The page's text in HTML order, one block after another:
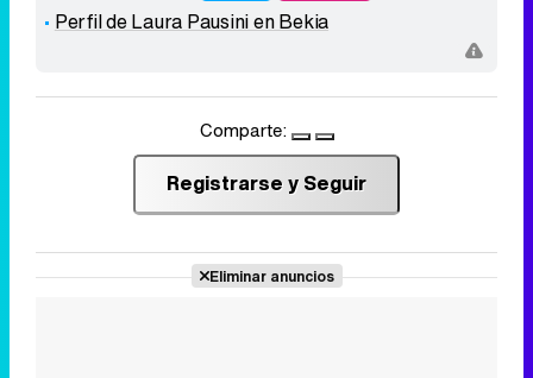
Perfil de Laura Pausini en Bekia
Comparte:
Registrarse y Seguir
Eliminar anuncios